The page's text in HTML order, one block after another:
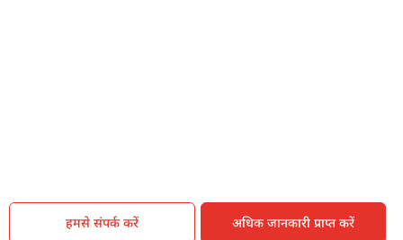
हमसे संपर्क करें अधिक जानकारी प्राप्त करें